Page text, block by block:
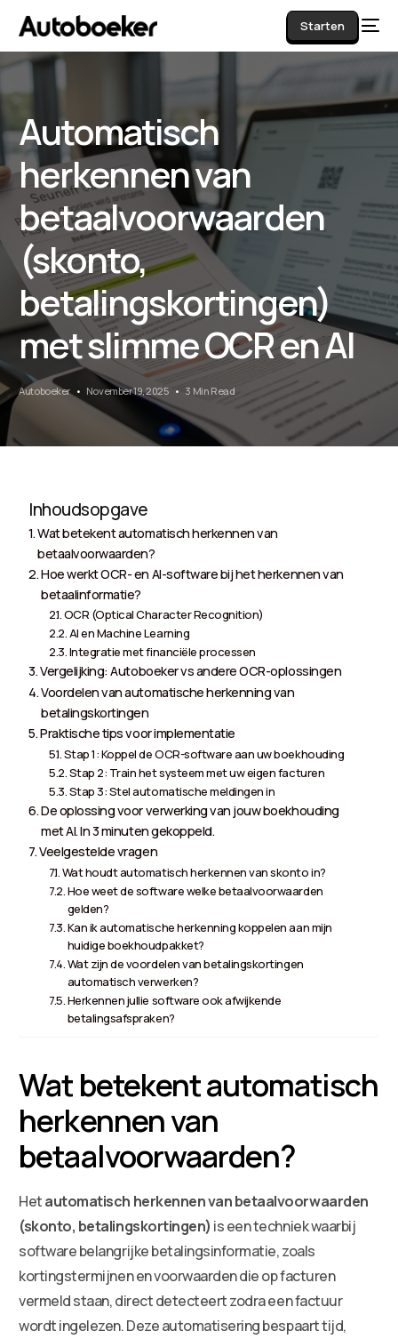
Starten
Automatisch
herkennen van
betaalvoorwaarden
(skonto,
betalingskortingen)
met slimme OCR en AI
Autoboeker November 19, 2025 3 Min Read
Inhoudsopgave
Wat betekent automatisch herkennen van
betaalvoorwaarden?
Hoe werkt OCR- en AI-software bij het herkennen van
betaalinformatie?
OCR (Optical Character Recognition)
AI en Machine Learning
Integratie met financiële processen
Vergelijking: Autoboeker vs andere OCR-oplossingen
Voordelen van automatische herkenning van
betalingskortingen
Praktische tips voor implementatie
Stap 1: Koppel de OCR-software aan uw boekhouding
Stap 2: Train het systeem met uw eigen facturen
Stap 3: Stel automatische meldingen in
De oplossing voor verwerking van jouw boekhouding
met AI. In 3 minuten gekoppeld.
Veelgestelde vragen
Wat houdt automatisch herkennen van skonto in?
Hoe weet de software welke betaalvoorwaarden
gelden?
Kan ik automatische herkenning koppelen aan mijn
huidige boekhoudpakket?
Wat zijn de voordelen van betalingskortingen
automatisch verwerken?
Herkennen jullie software ook afwijkende
betalingsafspraken?
Wat betekent automatisch
herkennen van
betaalvoorwaarden?
Hetautomatisch herkennen van betaalvoorwaarden
(skonto, betalingskortingen) is een techniek waarbij
software belangrijke betalingsinformatie, zoals
kortingstermijnen en voorwaarden die op facturen
vermeld staan, direct detecteert zodra een factuur
wordt ingelezen. Deze automatisering bespaart tijd,